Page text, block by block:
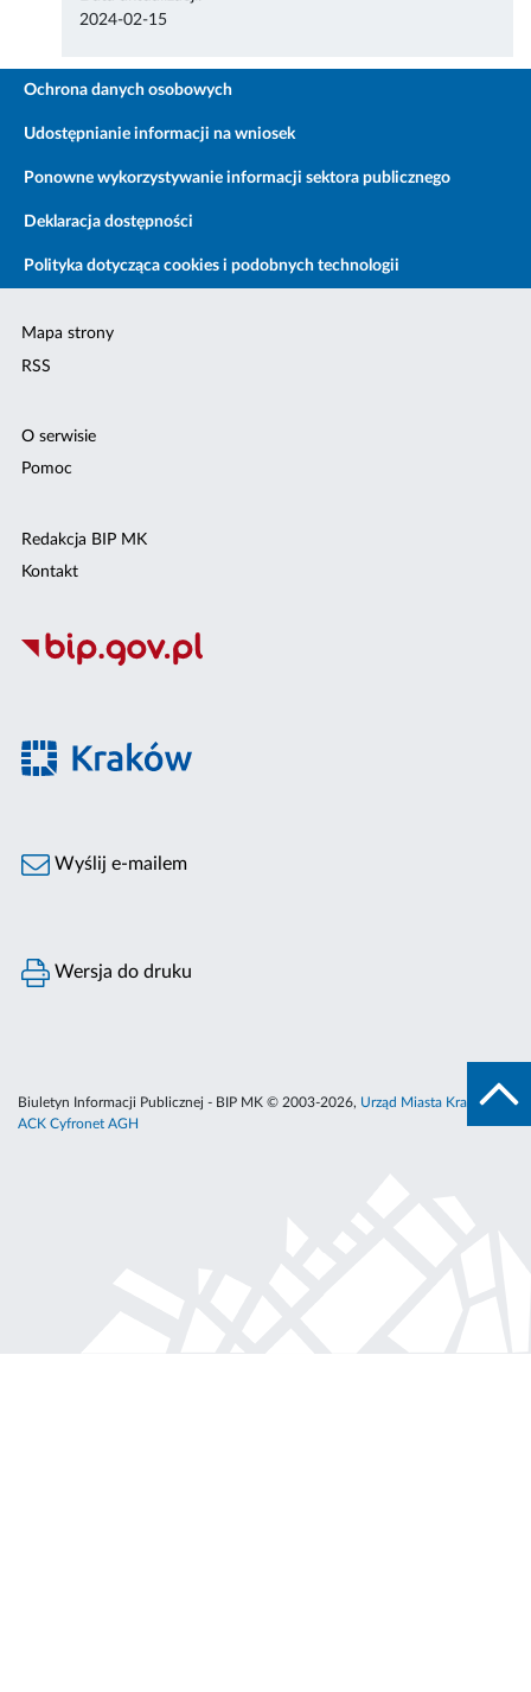
2024-02-15
Ochrona danych osobowych
Udostępnianie informacji na wniosek
Ponowne wykorzystywanie informacji sektora publicznego
Deklaracja dostępności
Polityka dotycząca cookies i podobnych technologii
Mapa strony
RSS
O serwisie
Pomoc
Redakcja BIP MK
Kontakt
Wyślij e-mailem
Wersja do druku
Biuletyn Informacji Publicznej - BIP MK © 2003-2026, Urząd Miasta Krakowa
ACK Cyfronet AGH